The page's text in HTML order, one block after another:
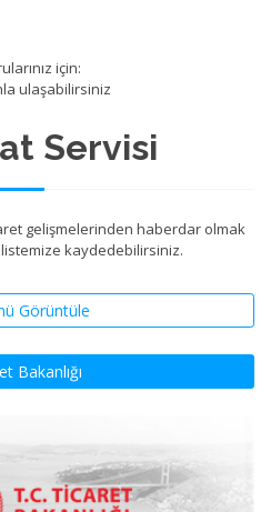
Servisi
gelişmelerinden haberdar olmak
kaydedebilirsiniz.
Görüntüle
Bakanlığı
için:
ulaşabilirsiniz